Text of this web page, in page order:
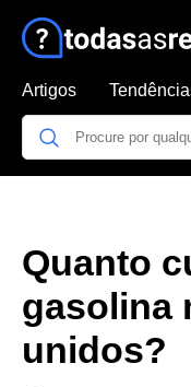
Artigos
Quanto
gasolina
unidos?